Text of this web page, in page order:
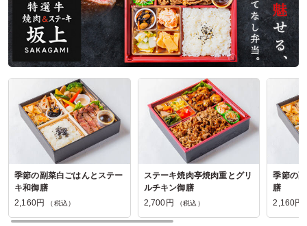
横浜藤よしの口コミをもっと見る
季節の副菜白ごはんとステー
キ和御膳
2,160円
（税込）
ステーキ焼肉亭焼肉重とグリ
ルチキン御膳
2,700円
（税込）
季節の
膳
2,160円